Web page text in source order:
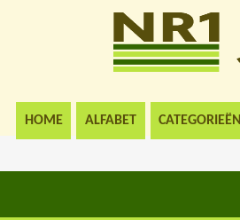
HOME ALFABET CATEGORIEËN